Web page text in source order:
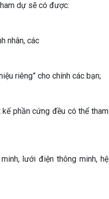
dự sẽ có được:
nhân, các
riêng” cho chính các bạn;
phần cứng đều có thể tham
lưới điện thông minh, hệ